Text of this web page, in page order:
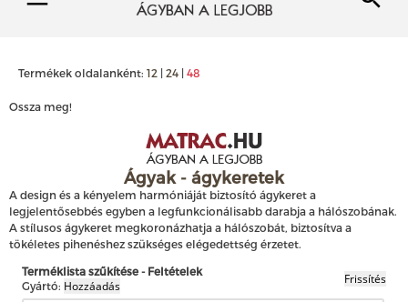
Termékek oldalanként: 12 | 24 | 48
Ossza meg!
Ágyak - ágykeretek
A design és a kényelem harmóniáját biztosító ágykeret a
legjelentősebbés egyben a legfunkcionálisabb darabja a hálószobának.
A stílusos ágykeret megkoronázhatja a hálószobát, biztosítva a
tökéletes pihenéshez szükséges elégedettség érzetet.
Terméklista szűkítése - Feltételek
Gyártó: